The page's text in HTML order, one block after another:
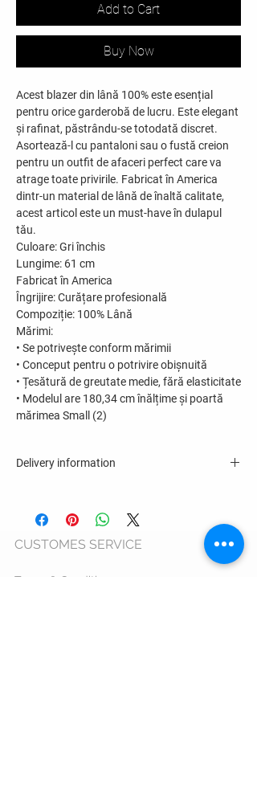
Add to Cart
Buy Now
Acest blazer din lână 100% este esențial
pentru orice garderobă de lucru. Este elegant
și rafinat, păstrându-se totodată discret.
Asortează-l cu pantaloni sau o fustă creion
pentru un outfit de afaceri perfect care va
atrage toate privirile. Fabricat în America
dintr-un material de lână de înaltă calitate,
acest articol este un must-have în dulapul
tău.
Culoare:Gri închis
Lungime: 61 cm
Fabricat în America
Îngrijire:Curățare profesională
Compoziție: 100% Lână
Mărimi:
• Se potrivește conform mărimii
• Conceput pentru o potrivire obișnuită
• Țesătură de greutate medie, fără elasticitate
• Modelul are 180,34 cm înălțime și poartă
mărimea Small (2)
Delivery information
CUSTOMES SERVICE
Terms & Conditions >